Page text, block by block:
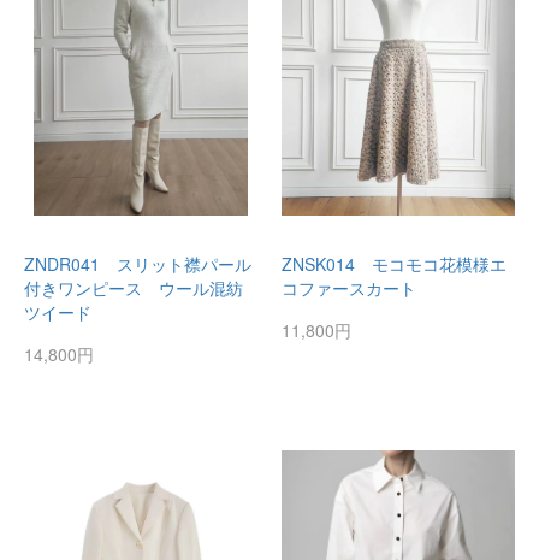
ZNDR041 スリット襟パール
付きワンピース ウール混紡
ツイード
14,800円
ZNSK014 モコモコ花模様エ
コファースカート
11,800円